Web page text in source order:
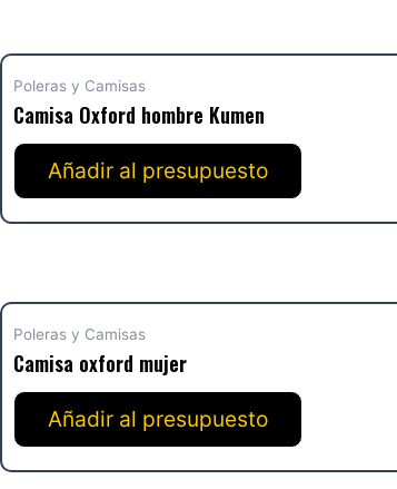
Poleras y Camisas
Camisa Oxford hombre Kumen
Añadir al presupuesto
Poleras y Camisas
Camisa oxford mujer
Añadir al presupuesto